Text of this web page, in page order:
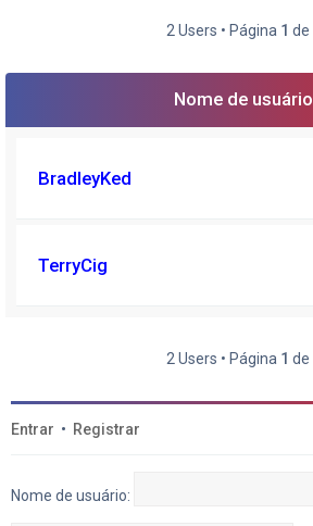
2 Users • Página 1 de
Nome de usuário
BradleyKed
TerryCig
2 Users • Página 1 de
Entrar • Registrar
Nome de usuário: